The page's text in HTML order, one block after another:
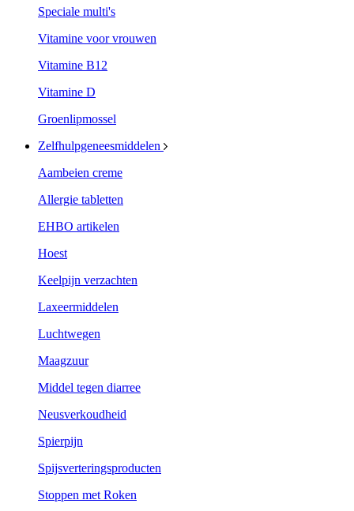
Speciale multi's
Vitamine voor vrouwen
Vitamine B12
Vitamine D
Groenlipmossel
Zelfhulpgeneesmiddelen
Aambeien creme
Allergie tabletten
EHBO artikelen
Hoest
Keelpijn verzachten
Laxeermiddelen
Luchtwegen
Maagzuur
Middel tegen diarree
Neusverkoudheid
Spierpijn
Spijsverteringsproducten
Stoppen met Roken